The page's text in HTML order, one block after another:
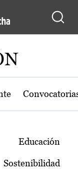
La
Educación
Sostenibilidad